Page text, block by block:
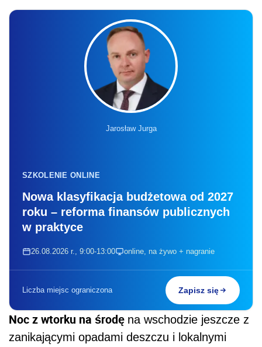
Jarosław Jurga
SZKOLENIE ONLINE
Nowa klasyfikacja budżetowa od 2027
roku – reforma finansów publicznych
w praktyce
26.08.2026 r., 9:00-13:00 online, na żywo + nagranie
Liczba miejsc ograniczona Zapisz się
Noc z wtorku na środę na wschodzie jeszcze z
zanikającymi opadami deszczu i lokalnymi